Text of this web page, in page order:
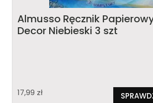
Almusso Ręcznik
Decor Niebieski 3 szt
17,99 zł